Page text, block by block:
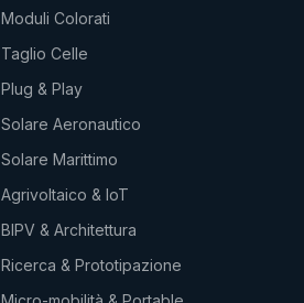
Moduli Colorati
Taglio Celle
Plug & Play
Solare Aeronautico
Solare Marittimo
Agrivoltaico & IoT
BIPV & Architettura
Ricerca & Prototipazione